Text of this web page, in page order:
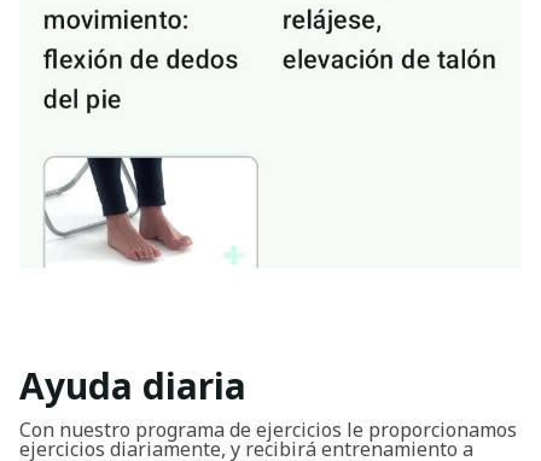
Ayuda diaria
Con nuestro programa de ejercicios le proporcionamos
ejercicios diariamente, y recibirá entrenamiento a